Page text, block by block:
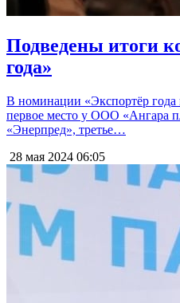
Подведены итоги
года»
В номинации «Экспортёр
первое место у ООО «Ангара
«Энерпред», третье…
28 мая 2024 06:05